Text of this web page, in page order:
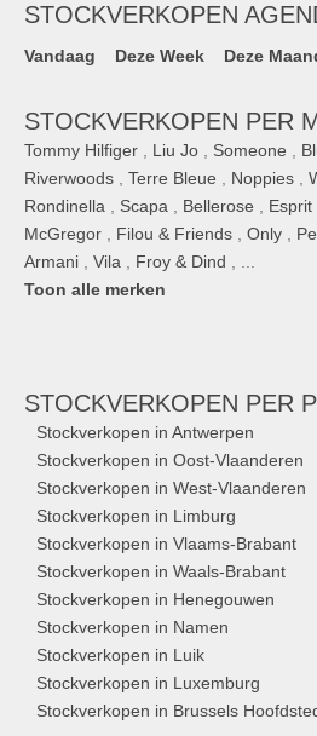
STOCKVERKOPEN
Vandaag Deze Week Deze
STOCKVERKOPEN PER
Tommy Hilfiger Liu Jo Someone
Riverwoods
Terre Bleue Noppies
Rondinella
Scapa Bellerose Esprit
McGregor
Filou & Friends Only
Armani
Vila Froy & Dind
Toon alle merken
STOCKVERKOPEN PER
Stockverkopen in Antwerpen
Stockverkopen in Oost-Vlaanderen
Stockverkopen in West-Vlaanderen
Stockverkopen in Limburg
Stockverkopen in Vlaams-Brabant
Stockverkopen in Waals-Brabant
Stockverkopen in Henegouwen
Stockverkopen in Namen
Stockverkopen in Luik
Stockverkopen in Luxemburg
Stockverkopen in Brussels